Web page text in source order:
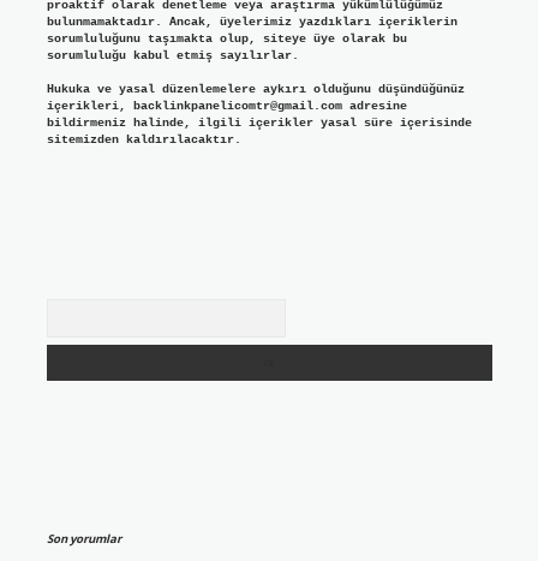
proaktif olarak denetleme veya araştırma yükümlülüğümüz
bulunmamaktadır. Ancak, üyelerimiz yazdıkları içeriklerin
sorumluluğunu taşımakta olup, siteye üye olarak bu
sorumluluğu kabul etmiş sayılırlar.
Hukuka ve yasal düzenlemelere aykırı olduğunu düşündüğünüz
içerikleri, backlinkpanelicomtr@gmail.comadresine
bildirmeniz halinde, ilgili içerikler yasal süre içerisinde
sitemizden kaldırılacaktır.
Son yorumlar